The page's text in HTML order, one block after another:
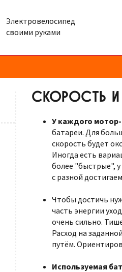
Электровелосипед
своими руками
СКОРОСТЬ
У каждого мотор-
батареи. Для
скорость будет
Иногда есть
более "быстрые",
с разной
Чтобы достичь
часть энергии
очень сильно.
Расход на
путём.
Используемая